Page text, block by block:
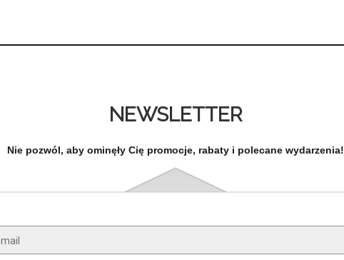
NEWSLETTER
Nie pozwól, aby ominęły Cię promocje, rabaty i polecane wydarzenia!